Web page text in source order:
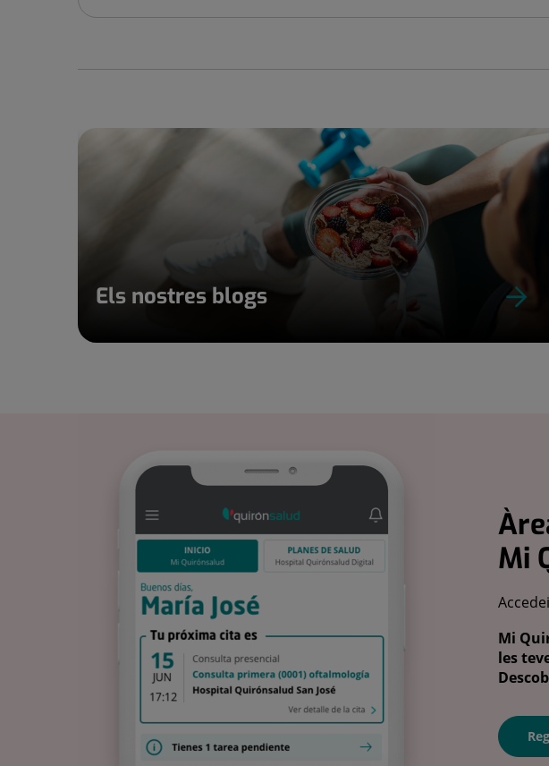
Els nostres blogs
Mi
Mi
les